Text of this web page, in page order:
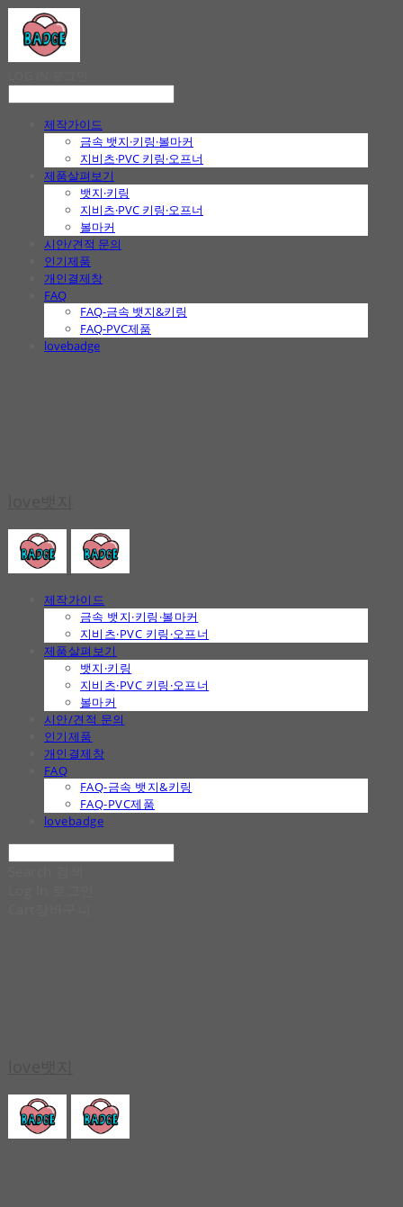
제작가이드
금속 뱃지·키링·볼마커
지비츠·PVC 키링·오프너
제품살펴보기
뱃지·키링
지비츠·PVC 키링·오프너
볼마커
시안/견적 문의
인기제품
개인결제창
FAQ
FAQ-금속 뱃지&키링
FAQ-PVC제품
lovebadge
제작가이드
금속 뱃지·키링·볼마커
지비츠·PVC 키링·오프너
제품살펴보기
뱃지·키링
지비츠·PVC 키링·오프너
볼마커
시안/견적 문의
인기제품
개인결제창
FAQ
FAQ-금속 뱃지&키링
FAQ-PVC제품
lovebadge